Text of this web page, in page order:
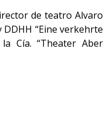
de teatro Alvaro
“Eine verkehrte
Cía. “Theater Aber